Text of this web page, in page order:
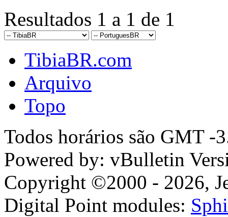
Resultados 1 a 1 de 1
TibiaBR.com
Arquivo
Topo
Todos horários são GMT -
Powered by: vBulletin
Copyright ©2000 - 2026,
Digital Point modules: